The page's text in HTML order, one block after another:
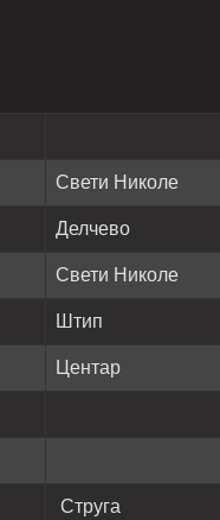
Свети Николе
Делчево
Свети Николе
Штип
Центар
Струга